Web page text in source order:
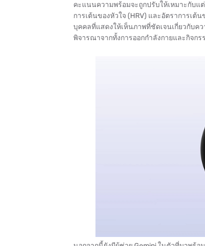
คะแนนความพร้อมจะถูกปรับให้เหมาะกับแ
การเต้นของหัวใจ (HRV) และอัตราการเต้
บุคคลที่แสดงให้เห็นภาพที่ชัดเจนเกี่ยวกับค
พิจารณาจากทั้งการออกกำลังกายและกิจกร